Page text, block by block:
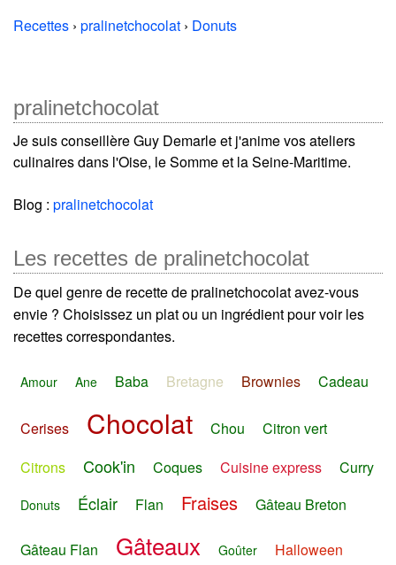
Recettes › pralinetchocolat › Donuts
pralinetchocolat
Je suis conseillère Guy Demarle et j'anime vos ateliers
culinaires dans l'Oise, le Somme et la Seine-Maritime.
Blog : pralinetchocolat
Les recettes de pralinetchocolat
De quel genre de recette de pralinetchocolat avez-vous
envie ? Choisissez un plat ou un ingrédient pour voir les
recettes correspondantes.
Amour Ane Baba Bretagne Brownies Cadeau
Cerises Chocolat Chou
Citron vert
Citrons
Cook'in Coques Cuisine express Curry
Donuts Éclair Flan Fraises Gâteau Breton
Gâteau Flan Gâteaux Goûter Halloween